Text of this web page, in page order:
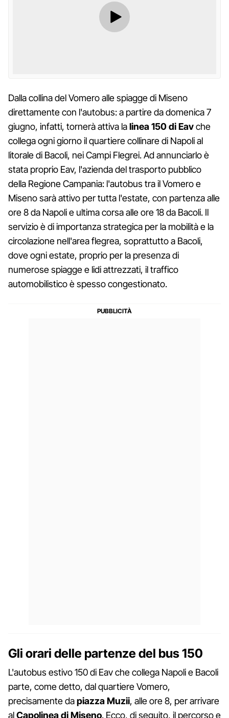
Dalla collina del Vomero alle spiagge di Miseno
direttamente con l'autobus: a partire da domenica 7
giugno, infatti, tornerà attiva lalinea 150 di Eavche
collega ogni giorno il quartiere collinare di Napoli al
litorale di Bacoli, nei Campi Flegrei. Ad annunciarlo è
stata proprio Eav, l'azienda del trasporto pubblico
della Regione Campania: l'autobus tra il Vomero e
Miseno sarà attivo per tutta l'estate, con partenza alle
ore 8 da Napoli e ultima corsa alle ore 18 da Bacoli. Il
servizio è di importanza strategica per la mobilità e la
circolazione nell'area flegrea, soprattutto a Bacoli,
dove ogni estate, proprio per la presenza di
numerose spiagge e lidi attrezzati, il traffico
automobilistico è spesso congestionato.
Gli orari delle partenze del bus 150
L'autobus estivo 150 di Eav che collega Napoli e Bacoli
parte, come detto, dal quartiere Vomero,
precisamente dapiazza Muzii, alle ore 8, per arrivare
alCapolinea di Miseno. Ecco, di seguito, il percorso e